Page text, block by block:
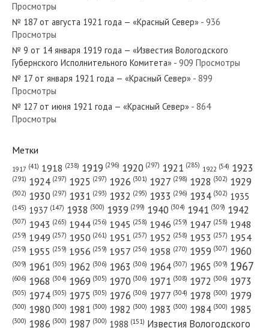
№ 95 от апреля 1959 года — «Красный Север»
№ 3 от января 1982 года — «Красный Север»
№ 160 от июля 1934 года — «Красный Север»
№ 281 от декабря 1926 года — «Красный Север»
Просмотры
№ 187 от августа 1921 года — «Красный Север» - 936
Просмотры
№ 9 от 14 января 1919 года — «Известия Вологодского
Губернского Исполнительного Комитета» - 909 Просмотры
№ 17 от января 1921 года — «Красный Север» - 899
Просмотры
№ 127 от июня 1921 года — «Красный Север» - 864
Просмотры
Метки
1917 (41) 1918 (238) 1919 (296) 1920 (297) 1921 (285) 1922 (54) 1923
(291) 1924 (297) 1925 (297) 1926 (301) 1927 (298) 1928 (302) 1929
(302) 1930 (297) 1931 (293) 1932 (295) 1933 (296) 1934 (302) 1935
(145) 1937 (147) 1938 (300) 1939 (299) 1940 (304) 1941 (309) 1942
(307) 1943 (265) 1944 (256) 1945 (258) 1946 (259) 1947 (258) 1948
(259) 1949 (257) 1950 (261) 1951 (257) 1952 (258) 1953 (257) 1954
(259) 1955 (259) 1956 (259) 1957 (256) 1958 (270) 1959 (307) 1960
(309) 1961 (305) 1962 (306) 1963 (306) 1964 (307) 1965 (309) 1967
(606) 1968 (304) 1969 (305) 1970 (306) 1971 (308) 1972 (306) 1973
(305) 1974 (305) 1975 (305) 1976 (306) 1977 (304) 1978 (300) 1979
(300) 1980 (300) 1981 (300) 1982 (300) 1983 (300) 1984 (300) 1985
(300) 1986 (300) 1987 (300) 1988 (151) Известия Вологодского